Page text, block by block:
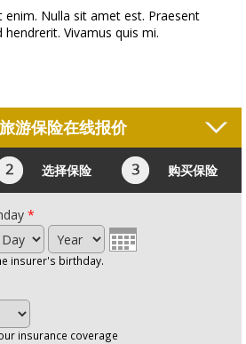
Nulla sit amet est. Praesent
Vivamus quis mi.
游保险在线报价
选择保险 购买保险
*
Year
insurer's birthday.
insurance coverage